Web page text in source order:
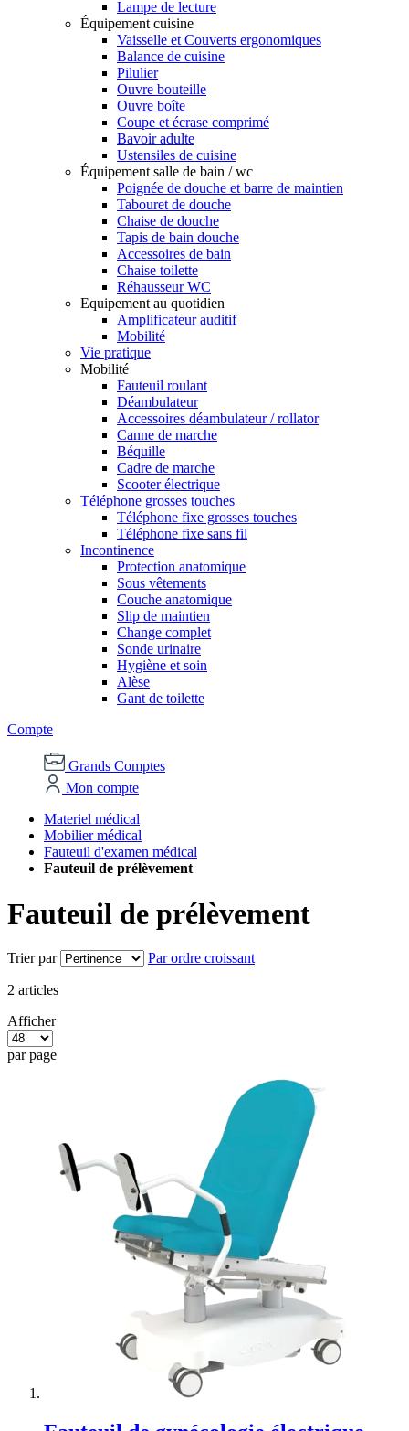
Lampe de lecture
Équipement cuisine
Vaisselle et Couverts ergonomiques
Balance de cuisine
Pilulier
Ouvre bouteille
Ouvre boîte
Coupe et écrase comprimé
Bavoir adulte
Ustensiles de cuisine
Équipement salle de bain / wc
Poignée de douche et barre de maintien
Tabouret de douche
Chaise de douche
Tapis de bain douche
Accessoires de bain
Chaise toilette
Réhausseur WC
Equipement au quotidien
Amplificateur auditif
Mobilité
Vie pratique
Mobilité
Fauteuil roulant
Déambulateur
Accessoires déambulateur / rollator
Canne de marche
Béquille
Cadre de marche
Scooter électrique
Téléphone grosses touches
Téléphone fixe grosses touches
Téléphone fixe sans fil
Incontinence
Protection anatomique
Sous vêtements
Couche anatomique
Slip de maintien
Change complet
Sonde urinaire
Hygiène et soin
Alèse
Gant de toilette
Compte
Grands Comptes
Mon compte
Materiel médical
Mobilier médical
Fauteuil d'examen médical
Fauteuil de prélèvement
Fauteuil de prélèvement
Trier par Par ordre croissant
2 articles
Afficher
par page